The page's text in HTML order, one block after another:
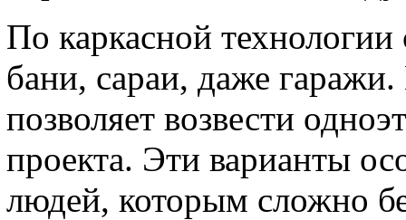
По каркасной технологии
бани, сараи, даже
позволяет возвести
проекта. Эти варианты
людей, которым сложно